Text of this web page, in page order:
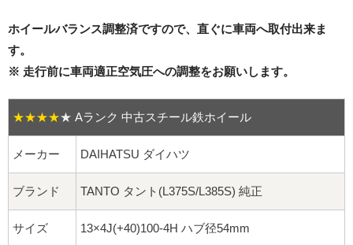
17インチ：夏タイヤホイール
19インチ：夏タイヤホイール
20インチ：夏タイヤホイール
ホイールナット
ホイールバランス調整済ですので、直ぐに車両へ取付出来ま
す。
※ 走行前に車両適正空気圧への調整をお願いします。
★★★★★ Aランク 中古スチール鉄ホイール
メーカー DAIHATSU ダイハツ
ブランド TANTO タント(L375S/L385S) 純正
サイズ 13×4J(+40)100-4H ハブ径54mm